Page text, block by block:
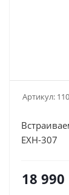
Артикул:
EXH-307
18 990